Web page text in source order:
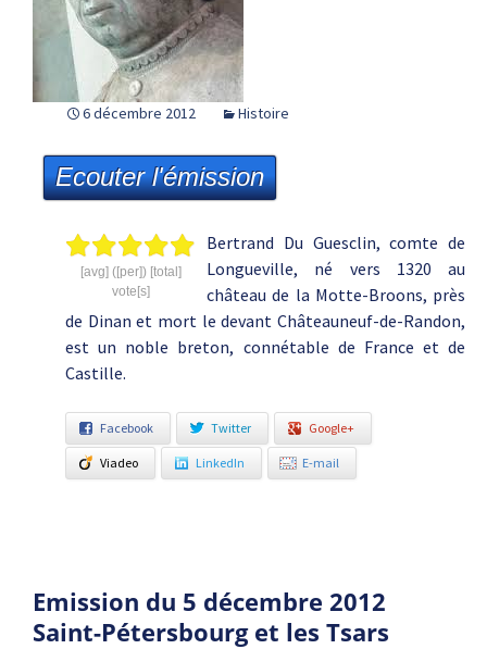
6 décembre 2012 Histoire
Ecouter l'émission
[avg] ([per]) [total]
vote[s]
Bertrand Du Guesclin, comte de
Longueville, né vers 1320 au
château de la Motte-Broons, près
de Dinan et mort le devant Châteauneuf-de-Randon,
est un noble breton, connétable de France et de
Castille.
Facebook Twitter Google+
Viadeo LinkedIn E-mail
Emission du 5 décembre 2012
Saint-Pétersbourg et les Tsars